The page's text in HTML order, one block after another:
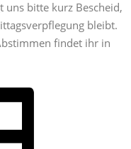
uns bitte kurz Bescheid,
bleibt.
findet ihr in